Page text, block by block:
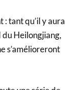
tant qu’il y aura
du Heilongjiang,
s’amélioreront